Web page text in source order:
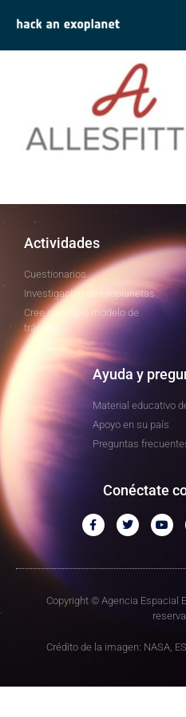
allesfitter
Actividades
Cuestionarios
Investigación de exoplanetas
Cree su propio modelo de
tránsito
Ayuda y
Material educativo
Apoyo en su país
Preguntas
Conéctate
Copyright © Agencia Espacial
Crédito de la imagen: NASA,